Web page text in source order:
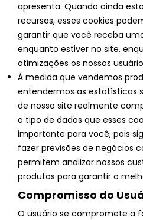
apresenta. Quando ainda
recursos, esses cookies
garantir que você receba
enquanto estiver no site,
otimizações os nossos
À medida que vendemos
entendermos as estatísticas
de nosso site realmente
o tipo de dados que esses
importante para você, pois
fazer previsões de negócios
permitem analizar nossos
produtos para garantir o
Compromisso do
O usuário se compromete a